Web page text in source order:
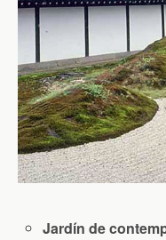
Jardín de